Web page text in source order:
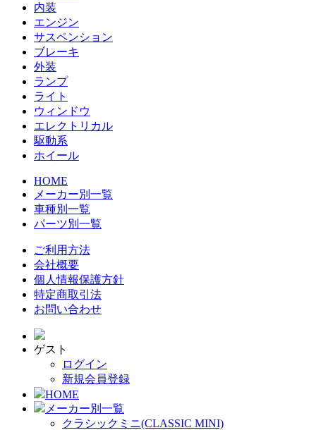
内装
エンジン
サスペンション
ブレーキ
外装
ランプ
ライト
ウィンドウ
エレクトリカル
駆動系
ホイール
HOME
メーカー別一覧
車種別一覧
パーツ別一覧
ご利用方法
会社概要
個人情報保護方針
特定商取引法
お問い合わせ
ゲスト
ログイン
新規会員登録
HOME
メーカー別一覧
クラシックミニ(CLASSIC MINI)